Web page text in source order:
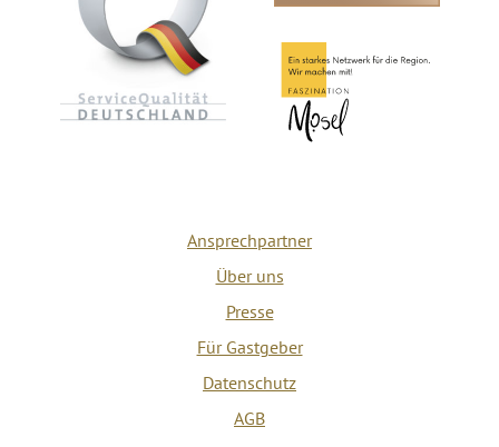
Ansprechpartner
Über uns
Presse
Für Gastgeber
Datenschutz
AGB